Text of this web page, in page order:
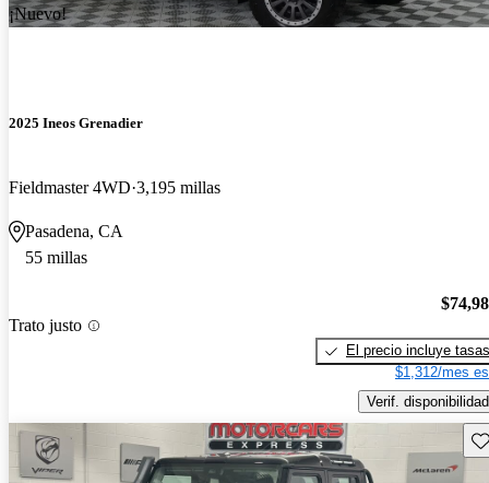
¡Nuevo!
2025 Ineos Grenadier
Fieldmaster 4WD 3,195 millas
Pasadena, CA
55 millas
Trato justo
El precio incluye tasas
$1,312/mes
Verif. disponibilidad